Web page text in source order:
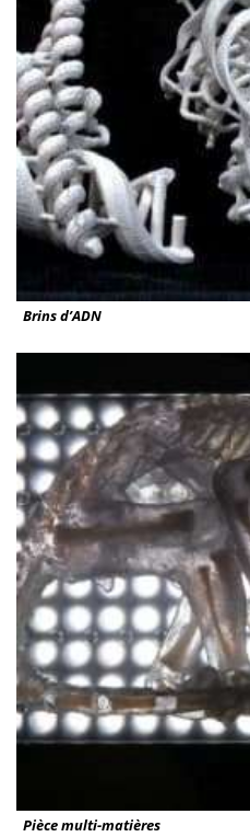
Brins d’ADN
Pièce multi-matières